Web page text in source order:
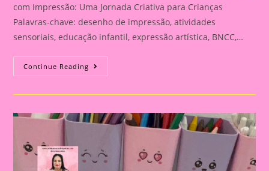
com Impressão: Uma Jornada Criativa para Crianças
Palavras-chave: desenho de impressão, atividades
sensoriais, educação infantil, expressão artística, BNCC,…
Continue Reading Atividade
Sensorial
A
Impressão:
Uma
Jornada
Criativa
Para
Crianças